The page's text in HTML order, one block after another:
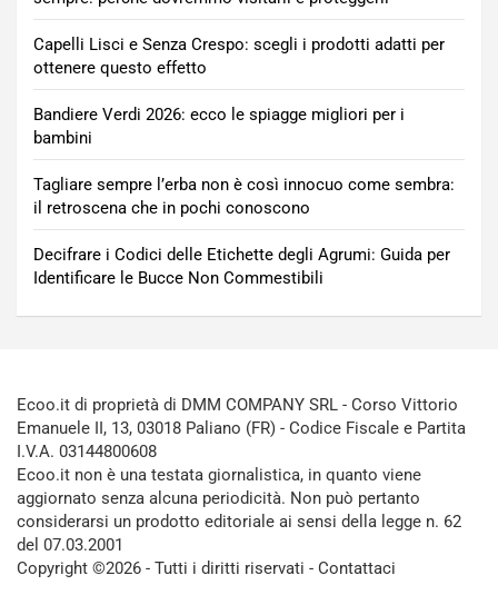
Capelli Lisci e Senza Crespo: scegli i prodotti adatti per
ottenere questo effetto
Bandiere Verdi 2026: ecco le spiagge migliori per i
bambini
Tagliare sempre l’erba non è così innocuo come sembra:
il retroscena che in pochi conoscono
Decifrare i Codici delle Etichette degli Agrumi: Guida per
Identificare le Bucce Non Commestibili
Ecoo.it di proprietà di DMM COMPANY SRL - Corso Vittorio
Emanuele II, 13, 03018 Paliano (FR) - Codice Fiscale e Partita
I.V.A. 03144800608
Ecoo.it non è una testata giornalistica, in quanto viene
aggiornato senza alcuna periodicità. Non può pertanto
considerarsi un prodotto editoriale ai sensi della legge n. 62
del 07.03.2001
Copyright ©2026 - Tutti i diritti riservati - Contattaci